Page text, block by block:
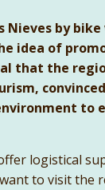
Nieves by bike
idea of
that the
to
logistical
to visit the